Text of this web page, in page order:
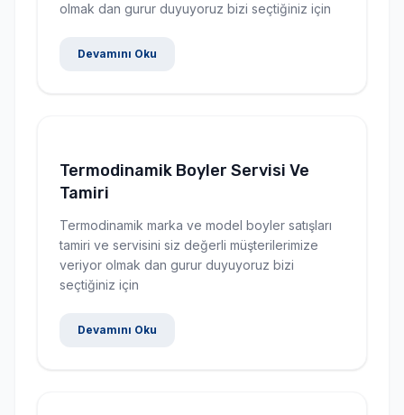
olmak dan gurur duyuyoruz bizi seçtiğiniz için
Devamını Oku
Termodinamik Boyler Servisi Ve
Tamiri
Termodinamik marka ve model boyler satışları
tamiri ve servisini siz değerli müşterilerimize
veriyor olmak dan gurur duyuyoruz bizi
seçtiğiniz için
Devamını Oku